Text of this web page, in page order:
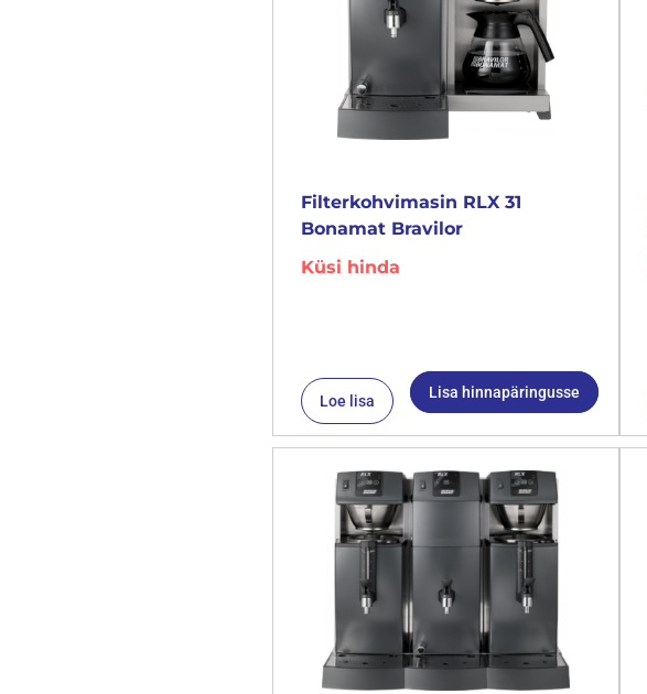
Filterkohvimasin RLX 31
Bonamat Bravilor
Küsi hinda
Loe lisa Lisa hinnapäringusse